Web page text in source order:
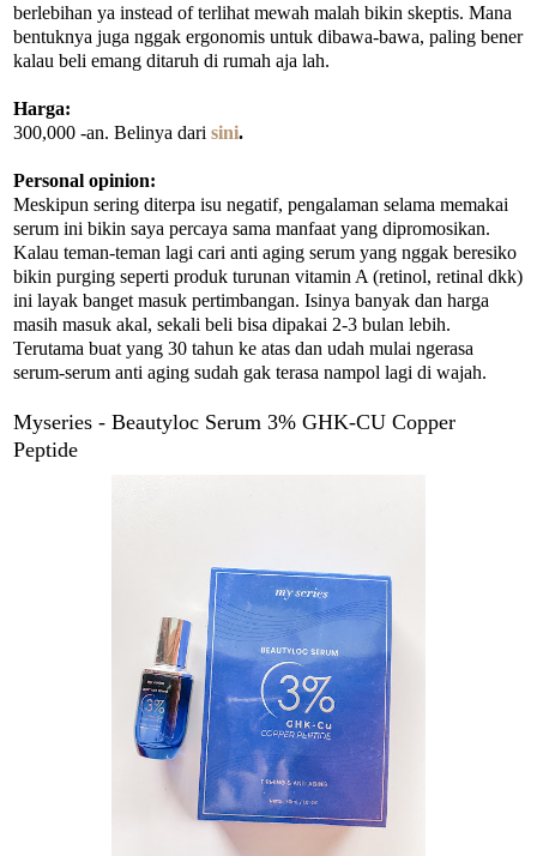
berlebihan ya instead of terlihat mewah malah bikin skeptis. Mana
bentuknya juga nggak ergonomis untuk dibawa-bawa, paling bener
kalau beli emang ditaruh di rumah aja lah.
Harga:
300,000 -an. Belinya dari sini.
Personal opinion:
Meskipun sering diterpa isu negatif, pengalaman selama memakai
serum ini bikin saya percaya sama manfaat yang dipromosikan.
Kalau teman-teman lagi cari anti aging serum yang nggak beresiko
bikin purging seperti produk turunan vitamin A (retinol, retinal dkk)
ini layak banget masuk pertimbangan. Isinya banyak dan harga
masih masuk akal, sekali beli bisa dipakai 2-3 bulan lebih.
Terutama buat yang 30 tahun ke atas dan udah mulai ngerasa
serum-serum anti aging sudah gak terasa nampol lagi di wajah.
Myseries - Beautyloc Serum 3% GHK-CU Copper
Peptide